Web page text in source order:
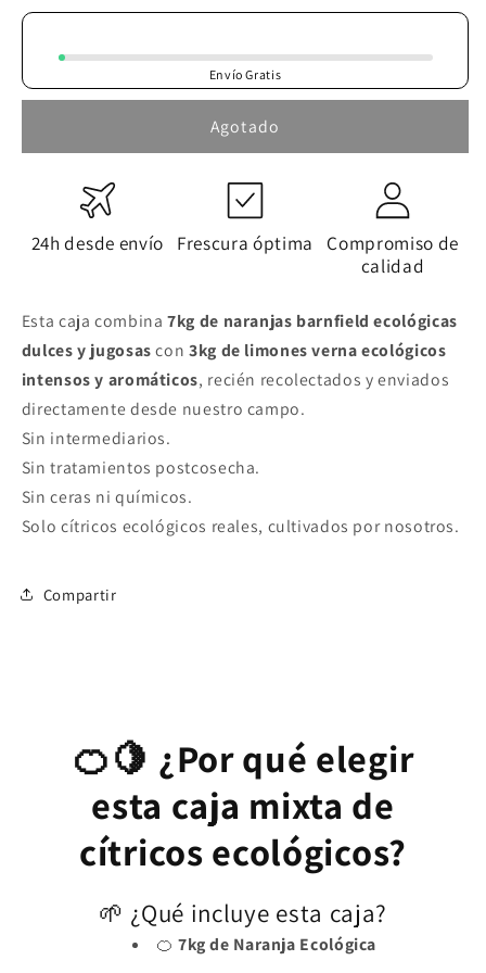
para
🍋
7kg
+
Limones
para
🍋
7kg
Ecológicas
+
Ecológicos
Envío Gratis
Agotado
24h desde envío Frescura óptima
Compromiso de
calidad
Esta caja combina7kg de naranjas barnfield ecológicas
dulces y jugosascon 3kg de limones verna ecológicos
intensos y aromáticos, recién recolectados y enviados
directamente desde nuestro campo.
Sin intermediarios.
Sin tratamientos postcosecha.
Sin ceras ni químicos.
Solo cítricos ecológicos reales, cultivados por nosotros.
Compartir
🍊🍋 ¿Por qué elegir
esta caja mixta de
cítricos ecológicos?
🌱 ¿Qué incluye esta caja?
🍊 7kg de Naranja Ecológica